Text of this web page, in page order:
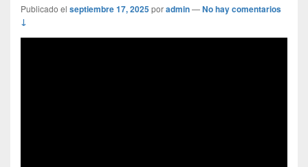
Publicado el septiembre 17, 2025poradmin—No hay comentarios
↓